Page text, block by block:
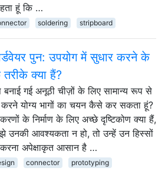
हूं कि …
soldering stripboard
पुन: उपयोग में सुधार करने के
क्या हैं?
बनाई गई अनूठी चीज़ों के लिए सामान्य रूप से
करने योग्य भागों का चयन कैसे कर सकता हूं?
के निर्माण के लिए अच्छे दृष्टिकोण क्या हैं,
उनकी आवश्यकता न हो, तो उन्हें उन हिस्सों
करना अपेक्षाकृत आसान है …
connector
prototyping